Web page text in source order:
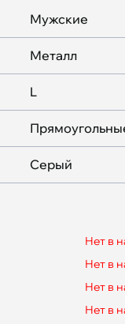
Мужские
Металл
L
Серый
Нет в
Нет в
Нет в
Нет в